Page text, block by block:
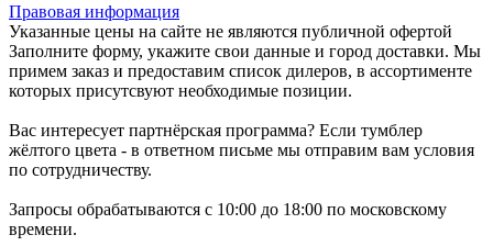
Правовая информация
Указанные цены на сайте не являются публичной офертой
Заполните форму, укажите свои данные и город доставки. Мы
примем заказ и предоставим список дилеров, в ассортименте
которых присутсвуют необходимые позиции.
Вас интересует партнёрская программа? Если тумблер
жёлтого цвета - в ответном письме мы отправим вам условия
по сотрудничеству.
Запросы обрабатываются с 10:00 до 18:00 по московскому
времени.